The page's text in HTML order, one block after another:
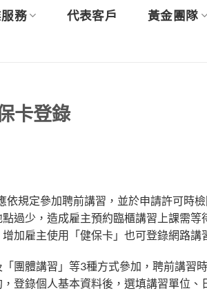
務 代表客戶 黃金團隊
卡登錄
規定參加聘前講習，並於申請許可時
過少，造成雇主預約臨櫃講習上課需等
加雇主使用「健保卡」也可登錄網路講
團體講習」等3種方式參加，聘前講習
登錄個人基本資料後，選填講習單位、